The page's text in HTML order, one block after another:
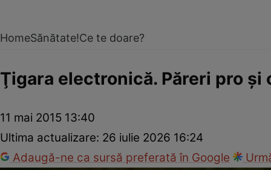
HomeSănătate!Ce te doare?
Ţigara electronică. Păreri pro şi
11 mai 2015 13:40
Ultima actualizare: 26 iulie 2026 16:24
Adaugă-ne ca sursă preferată în Google